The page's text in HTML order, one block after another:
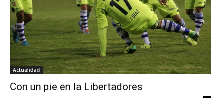
Actualidad
Con un pie en la Libertadores